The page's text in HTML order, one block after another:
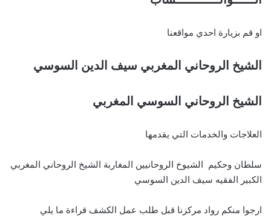
او قم بزيارة احدي مواقعنا
الشيخ الروحاني المغربي سيف الدين السوسي
الشيخ الروحاني السوسي المغربي
العلاجات والخدمات التي يقدمها
سلطان وحكيم الشيوخ الروحانيين المغاربة الشيخ الروحاني المغربي
الكبير الفقيه سيف الدين السوسي
ارجوا منكم رواد مركزنا قبل طلب عمل الكشف قراءة ما يلي